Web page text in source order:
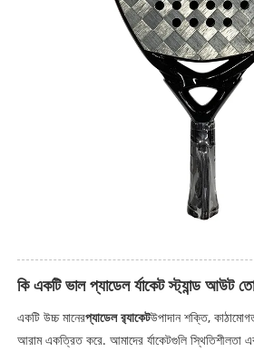
কি একটি ভাল প্যাডেল র্যাকেট স্ট্যান্ড আউট
একটি উচ্চ মানেরপ্যাডেল র‌্যাকেটউপাদান শক্তি,
আরাম একত্রিত করে. আমাদের র্যাকেটগুলি স্থিতিশীলতা